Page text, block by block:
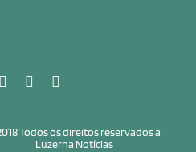
Todos os direitos reservados a
Luzerna Notícias